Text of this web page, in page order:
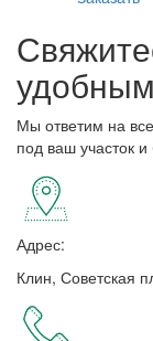
Мы ответим на
под ваш участок
Адрес:
Клин, Советская